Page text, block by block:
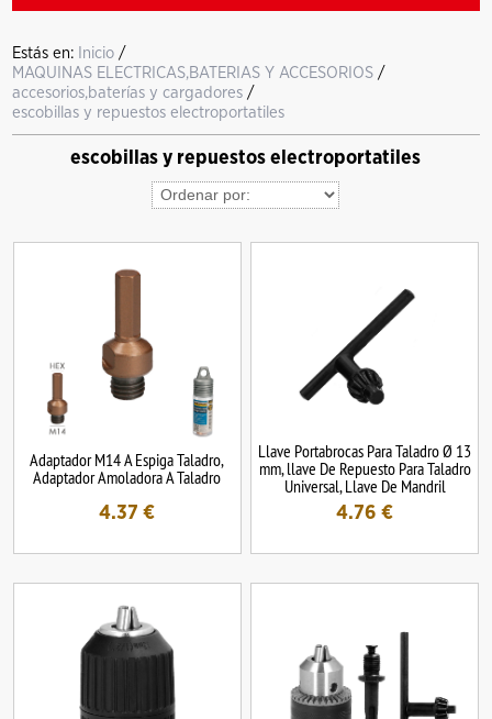
Estás en: Inicio /
MAQUINAS ELECTRICAS,BATERIAS Y ACCESORIOS /
accesorios,baterías y cargadores /
escobillas y repuestos electroportatiles
escobillas y repuestos electroportatiles
Adaptador M14 A Espiga Taladro,
Adaptador Amoladora A Taladro
4.37 €
Llave Portabrocas Para Taladro Ø 13
mm, llave De Repuesto Para Taladro
Universal, Llave De Mandril
4.76 €